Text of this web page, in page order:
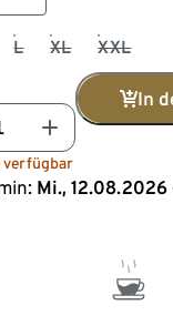
L XL XXL
In
verfügbar
Mi., 12.08.2026